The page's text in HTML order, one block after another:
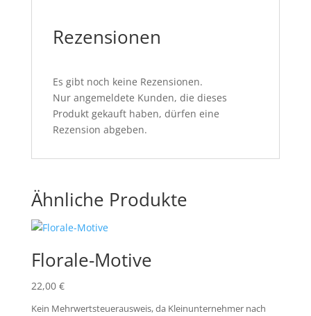
Rezensionen
Es gibt noch keine Rezensionen.
Nur angemeldete Kunden, die dieses
Produkt gekauft haben, dürfen eine
Rezension abgeben.
Ähnliche Produkte
Florale-Motive
22,00 €
Kein Mehrwertsteuerausweis, da Kleinunternehmer nach